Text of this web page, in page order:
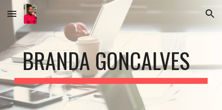
Skip to main content Skip to navigation
BRANDA GONCALVES